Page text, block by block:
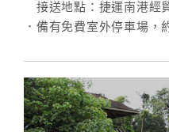
接送地點：捷運南港經
．備有免費室外停車場，